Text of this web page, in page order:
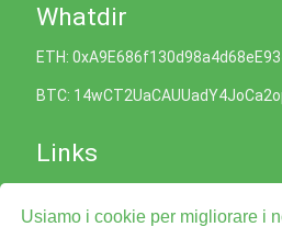
Usiamo i cookie per migliorare i
Whatdir
ETH:
BTC:
Links
Politica sulla Privacy